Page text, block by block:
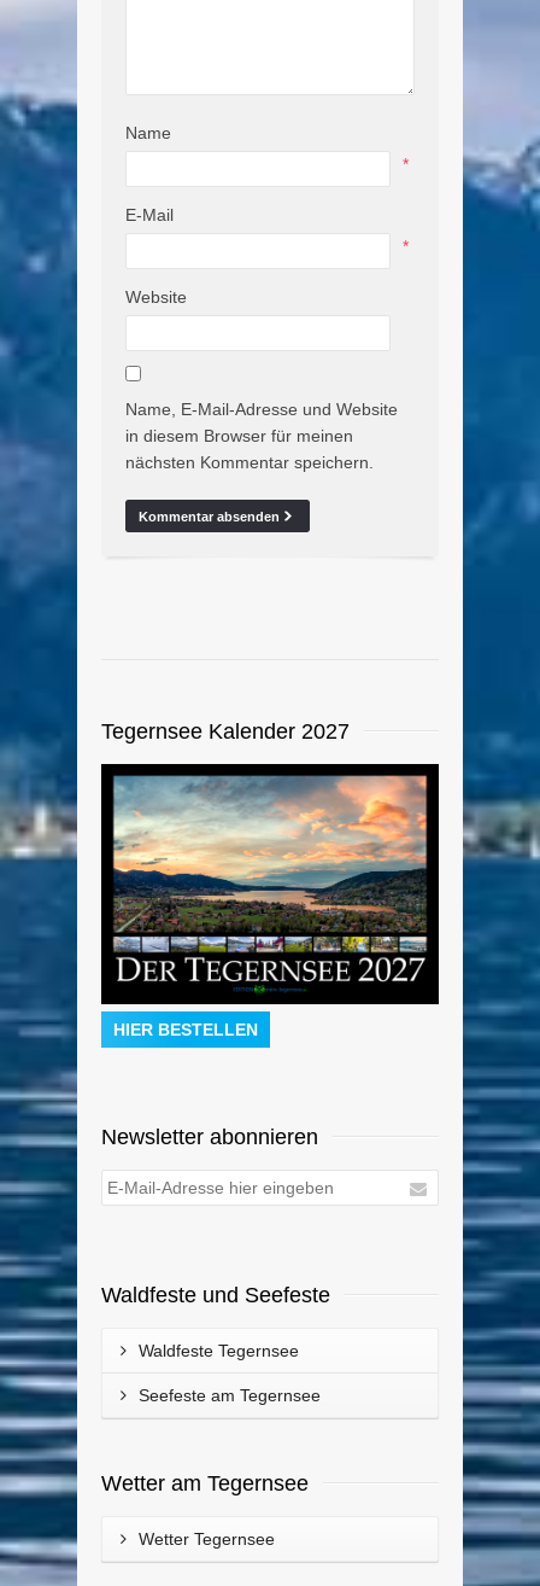
Name
*
E-Mail
*
Website
Name, E-Mail-Adresse und Website
in diesem Browser für meinen
nächsten Kommentar speichern.
Tegernsee Kalender 2027
HIER BESTELLEN
Newsletter abonnieren
Waldfeste und Seefeste
Waldfeste Tegernsee
Seefeste am Tegernsee
Wetter am Tegernsee
Wetter Tegernsee